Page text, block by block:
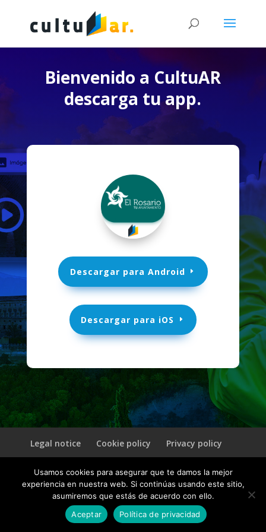
Bienvenido a CultuAR
descarga tu app.
Descargar para Android
Descargar para iOS
Legal notice Cookie policy Privacy policy
© 2026 CultuAR | Un producto deINVELON
Usamos cookies para asegurar que te damos la mejor
experiencia en nuestra web. Si continúas usando este sitio,
asumiremos que estás de acuerdo con ello.
Aceptar
Política de privacidad